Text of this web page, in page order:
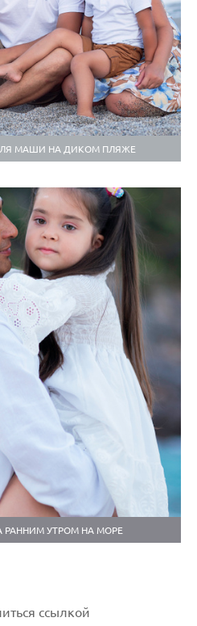
МАШИ НА ДИКОМ ПЛЯЖЕ
РАННИМ УТРОМ НА МОРЕ
ссылкой